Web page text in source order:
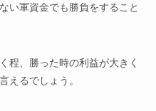
い軍資金でも勝負をすること
程、勝った時の利益が大きく
えるでしょう。